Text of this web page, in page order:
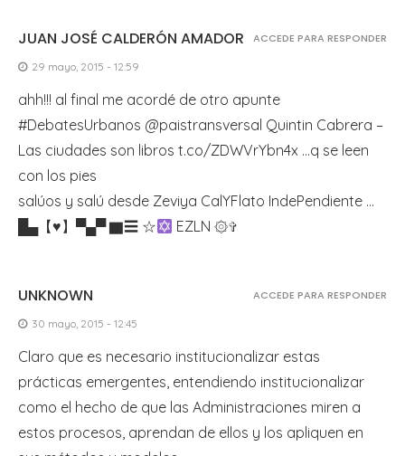
JUAN JOSÉ CALDERÓN AMADOR
29 mayo, 2015 - 12:59
ahh!!! al final me acordé de otro apunte
#DebatesUrbanos @paistransversal Quintin Cabrera –
Las ciudades son libros t.co/ZDWVrYbn4x …q se leen
con los pies
salúos y salú desde Zeviya CalYFlato IndePendiente …
█▄【♥】▀▄▀ ▇☰ ☆ EZLN ۞✞
ACCEDE PARA RESPONDER
UNKNOWN
30 mayo, 2015 - 12:45
Claro que es necesario institucionalizar estas
prácticas emergentes, entendiendo institucionalizar
como el hecho de que las Administraciones miren a
estos procesos, aprendan de ellos y los apliquen en
ACCEDE PARA RESPONDER